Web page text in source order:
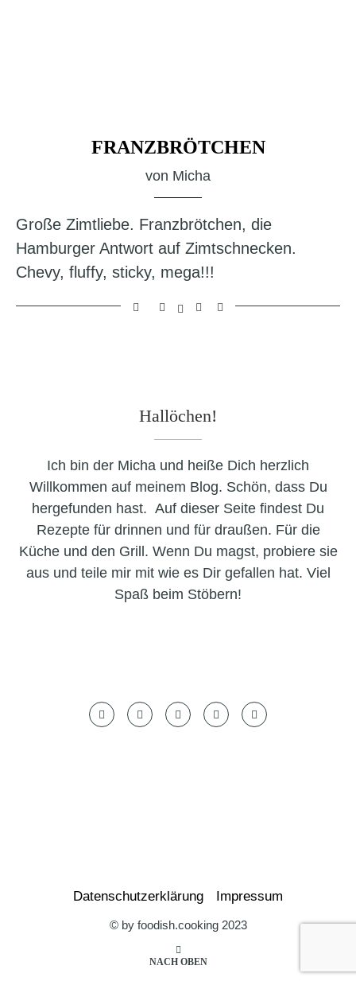
FRANZBRÖTCHEN
von Micha
Große Zimtliebe. Franzbrötchen, die
Hamburger Antwort auf Zimtschnecken.
Chevy, fluffy, sticky, mega!!!
Hallöchen!
Ich bin der Micha und heiße Dich herzlich
Willkommen auf meinem Blog. Schön, dass Du
hergefunden hast. Auf dieser Seite findest Du
Rezepte für drinnen und für draußen. Für die
Küche und den Grill. Wenn Du magst, probiere sie
aus und teile mir mit wie es Dir gefallen hat. Viel
Spaß beim Stöbern!
Datenschutzerklärung Impressum
© by foodish.cooking 2023
NACH OBEN